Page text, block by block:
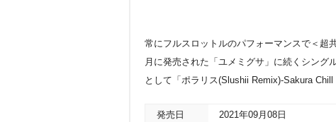
常にフルスロットルのパフォーマンスで＜超
月に発売された「ユメミグサ」に続くシング
として「ポラリス(Slushii Remix)-Sakura Chill
発売日 2021年09月08日